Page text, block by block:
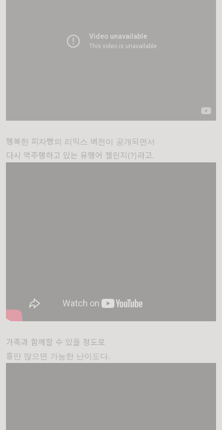
행복한 피자빵의 리믹스 버전이 공개되면서
다시 역주행하고 있는 유행어 챌린지(?)라고.
가족과 함께할 수 있을 정도로
흥만 많으면 가능한 난이도다.